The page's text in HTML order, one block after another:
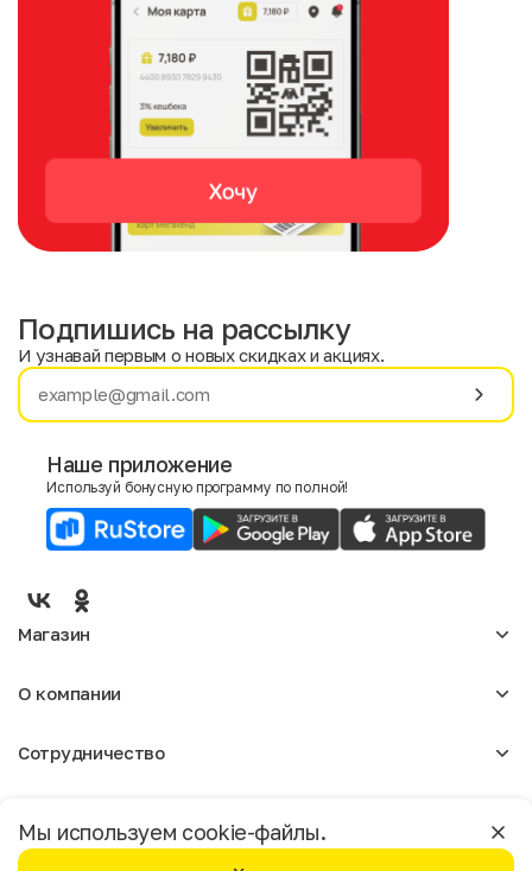
Имя
E-mail
Пол
Мужской
Мы используем cookie-файлы.
Москва
Подпишись на рассылку
И узнавай первым о новых скидках и акциях.
Наше приложение
Используй бонусную программу по полной!
Магазин
Мужское
О компании
Отзывы
Магазины
Сотрудничество
Реклама
Доставка и оплата
Бонусная программа